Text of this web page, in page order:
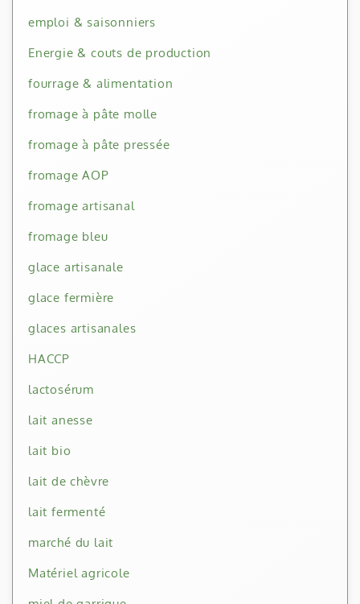
emploi & saisonniers
Energie & couts de production
fourrage & alimentation
fromage à pâte molle
fromage à pâte pressée
fromage AOP
fromage artisanal
fromage bleu
glace artisanale
glace fermière
glaces artisanales
HACCP
lactosérum
lait anesse
lait bio
lait de chèvre
lait fermenté
marché du lait
Matériel agricole